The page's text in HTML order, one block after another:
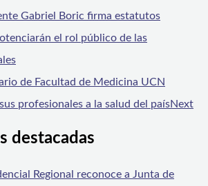
Gabriel Boric firma estatutos
el rol público de las
de Facultad de Medicina UCN
profesionales a la salud del paísNext
destacadas